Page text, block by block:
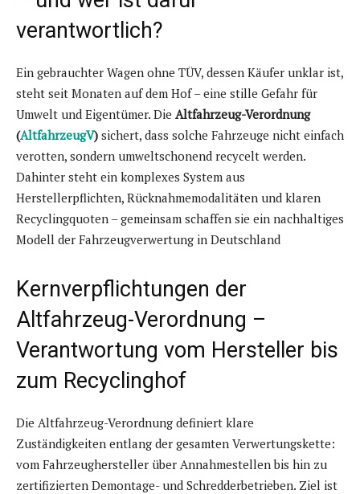
verantwortlich?
Ein gebrauchter Wagen ohne TÜV, dessen Käufer unklar ist,
steht seit Monaten auf dem Hof – eine stille Gefahr für
Umwelt und Eigentümer. Die Altfahrzeug-Verordnung
(AltfahrzeugV) sichert, dass solche Fahrzeuge nicht einfach
verotten, sondern umweltschonend recycelt werden.
Dahinter steht ein komplexes System aus
Herstellerpflichten, Rücknahmemodalitäten und klaren
Recyclingquoten – gemeinsam schaffen sie ein nachhaltiges
Modell der Fahrzeugverwertung in Deutschland
Kernverpflichtungen der
Altfahrzeug-Verordnung –
Verantwortung vom Hersteller bis
zum Recyclinghof
Die Altfahrzeug-Verordnung definiert klare
Zuständigkeiten entlang der gesamten Verwertungskette:
vom Fahrzeughersteller über Annahmestellen bis hin zu
zertifizierten Demontage- und Schredderbetrieben. Ziel ist